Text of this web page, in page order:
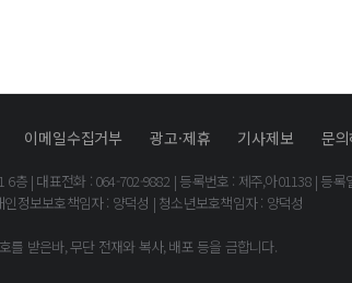
이메일수집거부 광고·제휴 기사제보 문
층 | 대표전화 : 064-702-9882 | 등록번호 : 제주,아01138 | 등록
인정보보호책임자 : 양덕성 | 청소년보호책임자 : 양덕성
를 받은바, 무단 전재와 복사, 배포 등을 금합니다.